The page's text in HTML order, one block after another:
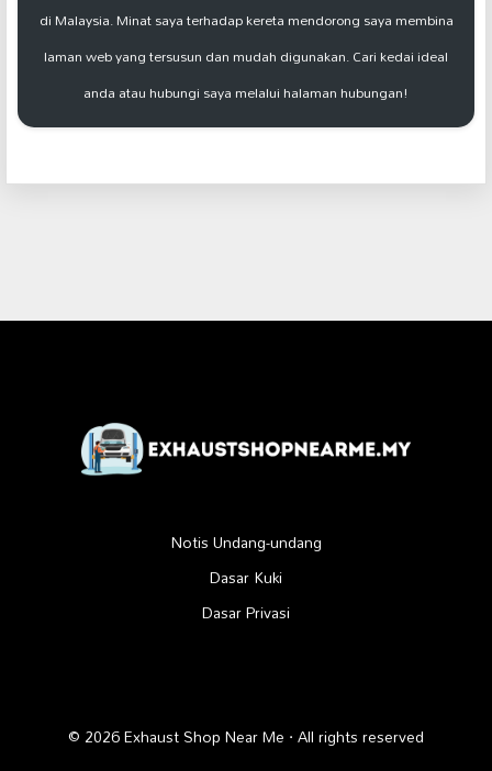
di Malaysia. Minat saya terhadap kereta mendorong saya membina
laman web yang tersusun dan mudah digunakan. Cari kedai ideal
anda atau hubungi saya melalui halaman hubungan!
Notis Undang-undang
Dasar Kuki
Dasar Privasi
© 2026 Exhaust Shop Near Me · All rights reserved